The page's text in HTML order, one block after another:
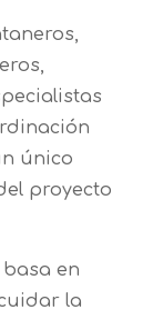
único
proyecto
en
la